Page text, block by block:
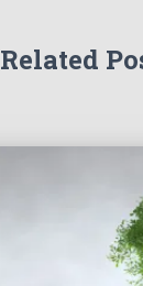
Related